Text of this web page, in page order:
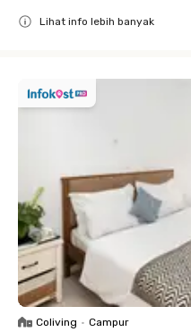
Lihat info lebih banyak
Coliving • Campur